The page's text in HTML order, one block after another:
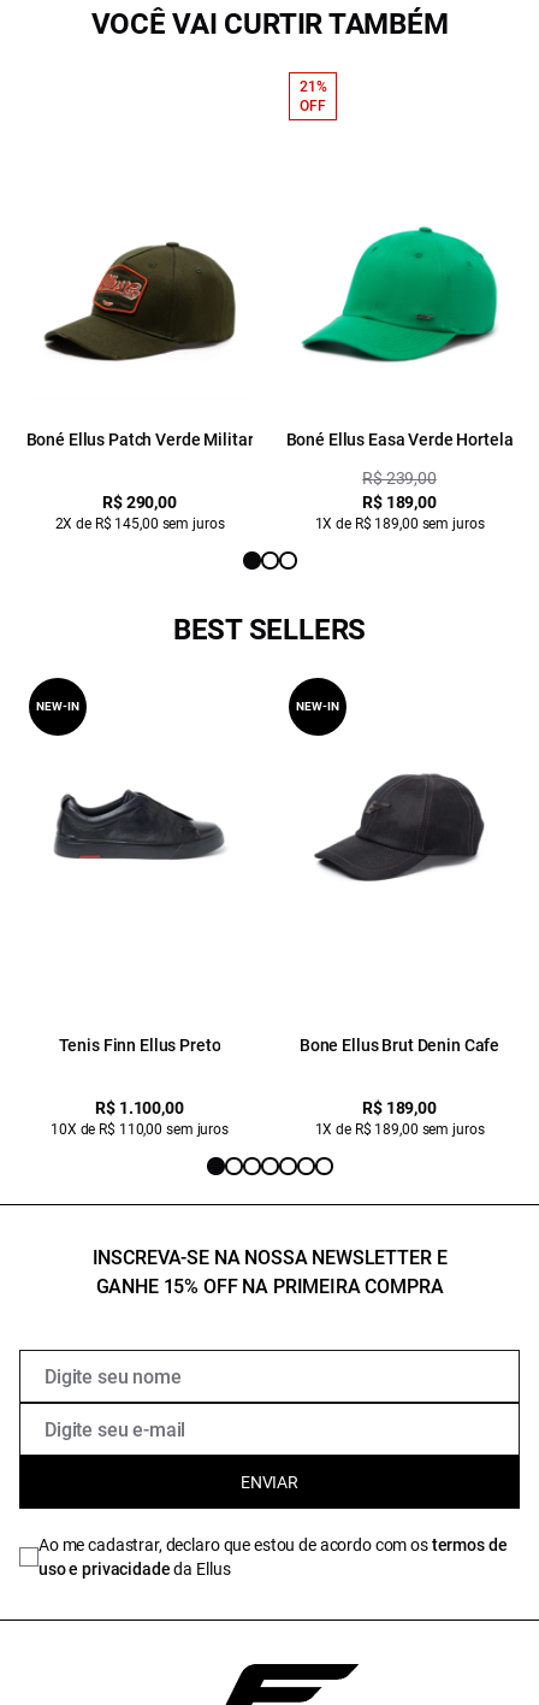
VOCÊ VAI CURTIR TAMBÉM
Boné Ellus Patch Verde Militar
R$ 290,00
2X de R$ 145,00 sem juros
Boné Ellus Easa Verde Hortela
R$ 239,00
R$ 189,00
1X de R$ 189,00 sem juros
21%
OFF
BEST SELLERS
Tenis Finn Ellus Preto
R$ 1.100,00
10X de R$ 110,00 sem juros
NEW-IN
Bone Ellus Brut Denin Cafe
R$ 189,00
1X de R$ 189,00 sem juros
NEW-IN
INSCREVA-SE NA NOSSA NEWSLETTER E
GANHE 15% OFF NA PRIMEIRA COMPRA
ENVIAR
Ao me cadastrar, declaro que estou de acordo com ostermos de
uso e privacidadeda Ellus